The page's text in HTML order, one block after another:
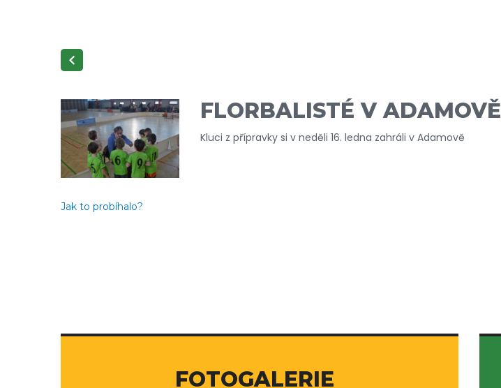
FLORBALISTÉ V ADAMOVĚ
Kluci z přípravky si v neděli 16. ledna zahráli v Adamově
Jak to probíhalo?
FOTOGALERIE